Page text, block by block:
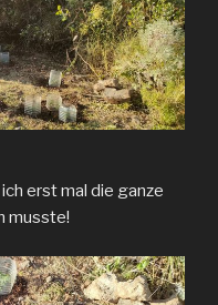
erst mal die ganze
musste!